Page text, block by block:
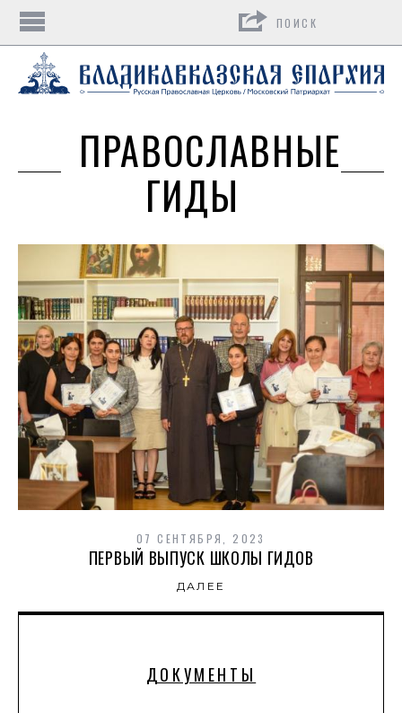
ДОКУМЕНТЫ
ПРАВОСЛАВНЫЕ
ГИДЫ
07 СЕНТЯБРЯ, 2023
ПЕРВЫЙ ВЫПУСК ШКОЛЫ ГИДОВ
ДАЛЕЕ